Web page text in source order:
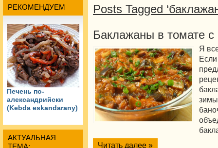
РЕКОМЕНДУЕМ
Печень по-
александрийски
(Kebda eskandarany)
АКТУАЛЬНАЯ
Posts Tagged
Баклажаны в томате
Я
Читать далее »